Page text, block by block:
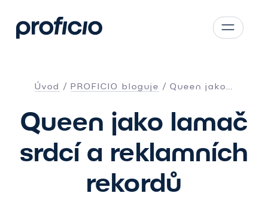
AT
PL
Úvod PROFICIO bloguje Queen jako…
Queen jako lamač
srdcí a reklamních
rekordů